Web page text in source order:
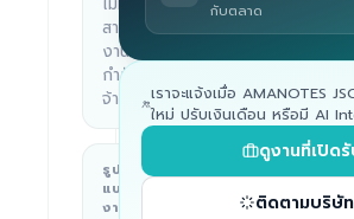
สาย
งานที่
กำลัง
จ้าง
รูป
แบบ
งาน
กับตลาด
เราจะแจ้งเมื่อ AMANOTES
ใหม่ ปรับเงินเดือน หรือมี AI
ดูงานที่เปิด
ติดตามบริษั